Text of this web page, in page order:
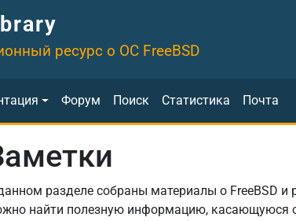
ресурс о ОС FreeBSD
Форум Поиск Статистика Почта
разделе собраны материалы о FreeBSD
найти полезную информацию, касающуюся